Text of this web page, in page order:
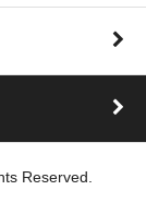
Reserved.